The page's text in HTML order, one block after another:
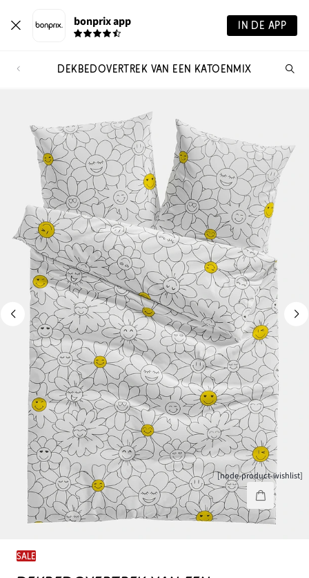
bonprix app IN DE APP
DEKBEDOVERTREK VAN EEN KATOENMIX
[node-product-wishlist]
SALE